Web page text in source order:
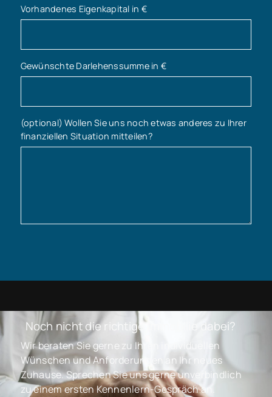
Vorhandenes Eigenkapital in €
Gewünschte Darlehenssumme in €
(optional) Wollen Sie uns noch etwas anderes zu Ihrer
finanziellen Situation mitteilen?
Noch nicht die richtige Immobilie dabei?
Wir beraten Sie gerne zu Ihren individuellen
Wünschen und Anforderungen an Ihr neues
Zuhause. Sprechen Sie uns gerne unverbindlich
zu einem ersten Kennenlern-Gespräch an.